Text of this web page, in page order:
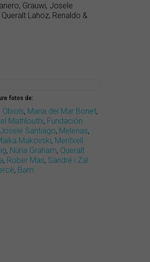
Grauwi, Josele
Lahoz, Renaldo &
fotos de:
Obiols, Maria del Mar Bonet,
Mathlouthi, Fundación
Josele Santiago, Melenas,
Makovski, Meritxell
, Núria Graham, Queralt
, Rober Mas, Sandré i Za!
, Bam